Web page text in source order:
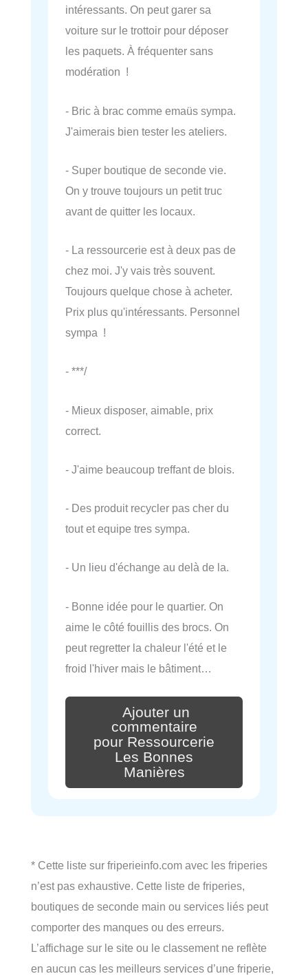
intéressants. On peut garer sa
voiture sur le trottoir pour déposer
les paquets. À fréquenter sans
modération !
- Bric à brac comme emaüs sympa.
J'aimerais bien tester les ateliers.
- Super boutique de seconde vie.
On y trouve toujours un petit truc
avant de quitter les locaux.
- La ressourcerie est à deux pas de
chez moi. J'y vais très souvent.
Toujours quelque chose à acheter.
Prix plus qu'intéressants. Personnel
sympa !
- ***/
- Mieux disposer, aimable, prix
correct.
- J'aime beaucoup treffant de blois.
- Des produit recycler pas cher du
tout et equipe tres sympa.
- Un lieu d'échange au delà de la.
- Bonne idée pour le quartier. On
aime le côté fouillis des brocs. On
peut regretter la chaleur l'été et le
froid l'hiver mais le bâtiment…
Ajouter un
commentaire
pour Ressourcerie
Les Bonnes
Manières
* Cette liste sur friperieinfo.com avec les friperies
n’est pas exhaustive. Cette liste de friperies,
boutiques de seconde main ou services liés peut
comporter des manques ou des erreurs.
L’affichage sur le site ou le classement ne reflète
en aucun cas les meilleurs services d’une friperie,